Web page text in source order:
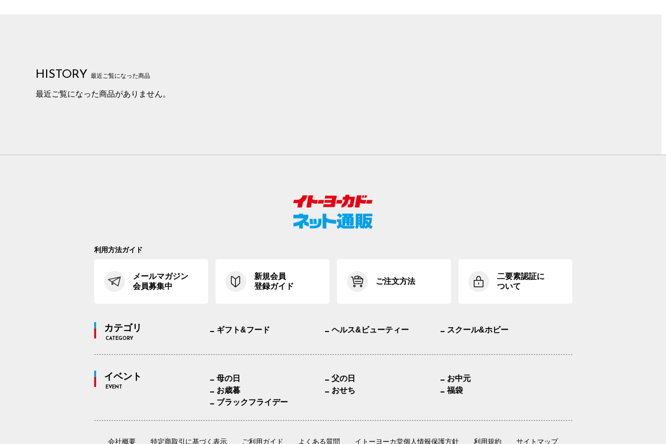
HISTORY 最近ご覧になった商品
最近ご覧になった商品がありません。
利用方法ガイド
メールマガジン
会員募集中
新規会員
登録ガイド
ご注文方法
二要素認証に
ついて
カテゴリ
CATEGORY
ギフト&フード ヘルス&ビューティー スクール&ホビー
イベント
EVENT
母の日 父の日
お中元
お歳暮
おせち
福袋
ブラックフライデー
会社概要 特定商取引に基づく表示 ご利用ガイド よくある質問 イトーヨーカ堂個人情報保護方針 利用規約 サイトマップ